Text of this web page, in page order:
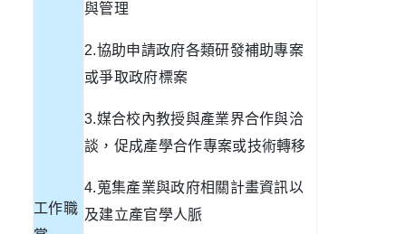
工作職
與管理
2.協助申請政府各類研發補助專案
或爭取政府標案
3.媒合校內教授與產業界合作與洽
談，促成產學合作專案或技術轉移
4. 蒐集產業與政府相關計畫資訊以
及建立產官學人脈